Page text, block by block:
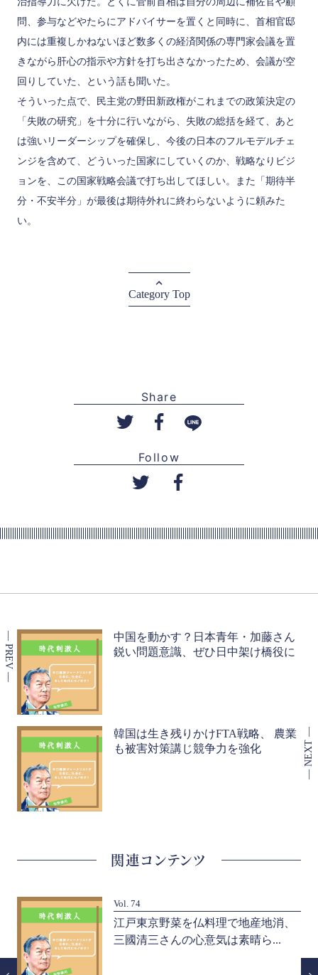
問、参与などやたらにアドバイサーを置くと同時に、首相官邸
内には重複しかねないほど数多くの経済関係の専門家会議を置
きながら肝心の指示や方針を打ち出さなかったため、会議が空
回りしていた、という話も聞いた。
そういった点で、民主党の野田新政権がこれまでの政策決定の
「失敗の研究」を十分に行いながら、失敗の総括を経て、あと
は強いリーダーシップを確保し、今後の日本のフルモデルチェ
ンジを含めて、どういった国家にしていくのか、戦略なりビジ
ョンを、この国家戦略会議で打ち出してほしい。また「期待半
分・不安半分」が最後は期待外れに終わらないように頼みた
い。
Category Top
Share
Follow
中国を動かす？日本青年・加藤さん
鋭い問題意識、ぜひ日中架け橋役に
韓国は生き残りかけFTA戦略、 農業
も被害対策講じ競争力を強化
関連コンテンツ
Vol. 74
江戸東京野菜を仏料理で地産地消、
三國清三さんの心意気は素晴ら...